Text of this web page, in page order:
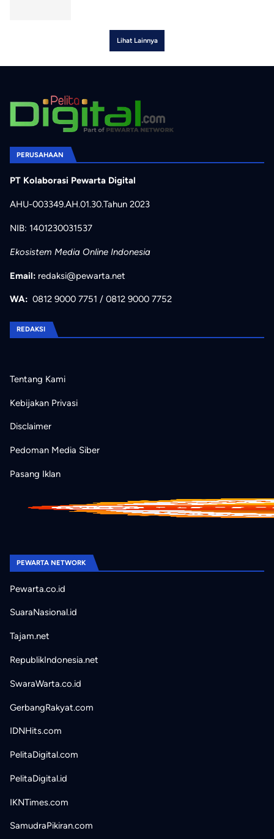
Lihat Lainnya
PERUSAHAAN
PT Kolaborasi Pewarta Digital
AHU-003349.AH.01.30.Tahun 2023
NIB: 1401230031537
Ekosistem Media Online Indonesia
Email: redaksi@pewarta.net
WA: 0812 9000 7751 / 0812 9000 7752
REDAKSI
Tentang Kami
Kebijakan Privasi
Disclaimer
Pedoman Media Siber
Pasang Iklan
PEWARTA NETWORK
Pewarta.co.id
SuaraNasional.id
Tajam.net
RepublikIndonesia.net
SwaraWarta.co.id
GerbangRakyat.com
IDNHits.com
PelitaDigital.com
PelitaDigital.id
IKNTimes.com
SamudraPikiran.com